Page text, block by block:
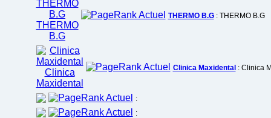
THERMO B.G: THERMO B.G
Clinica Maxidental : Clinica
:
: